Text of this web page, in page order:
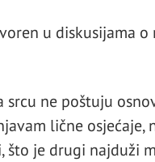
u diskusijama o
srcu ne poštuju
lične osjećaje,
što je drugi najduži